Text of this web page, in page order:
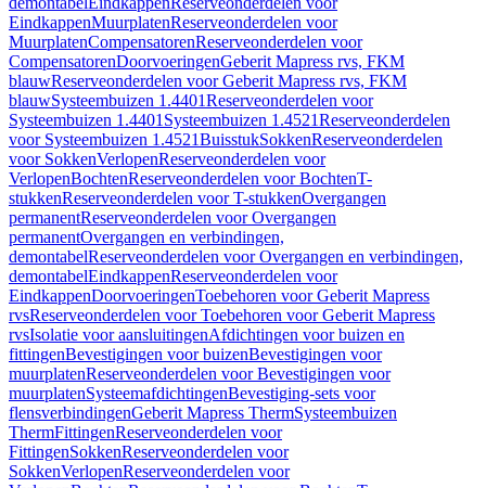
EindkappenMuurplatenReserveonderdelen voor
MuurplatenCompensatorenReserveonderdelen voor
CompensatorenDoorvoeringenGeberit Mapress rvs, FKM
blauwReserveonderdelen voor Geberit Mapress rvs, FKM
blauwSysteembuizen 1.4401Reserveonderdelen voor
Systeembuizen 1.4401 Systeembuizen 1.4521Reserveonderdelen
voor Systeembuizen 1.4521BuisstukSokkenReserveonderdelen
voor SokkenVerlopenReserveonderdelen voor
VerlopenBochtenReserveonderdelen voor BochtenT-
stukkenReserveonderdelen voor T-stukkenOvergangen
permanentReserveonderdelen voor Overgangen
permanentOvergangen en verbindingen,
demontabelReserveonderdelen voor Overgangen en verbindingen,
demontabelEindkappenReserveonderdelen voor
EindkappenDoorvoeringenToebehoren voor Geberit Mapress
rvsReserveonderdelen voor Toebehoren voor Geberit Mapress
rvsIsolatie voor aansluitingenAfdichtingen voor buizen en
fittingenBevestigingen voor buizenBevestigingen voor
muurplatenReserveonderdelen voor Bevestigingen voor
muurplatenSysteemafdichtingenBevestiging-sets voor
flensverbindingenGeberit Mapress ThermSysteembuizen
ThermFittingenReserveonderdelen voor
FittingenSokkenReserveonderdelen voor
SokkenVerlopenReserveonderdelen voor